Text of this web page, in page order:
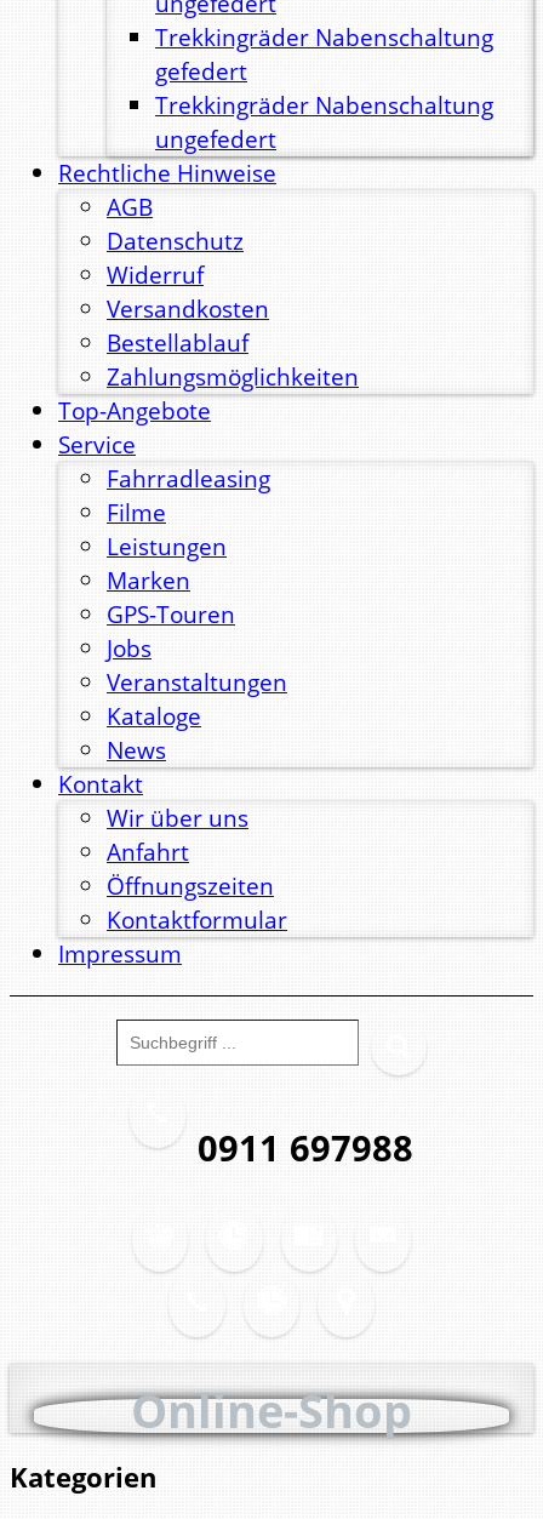
Trekkingräder Nabenschaltung
gefedert
Trekkingräder Nabenschaltung
ungefedert
Rechtliche Hinweise
AGB
Datenschutz
Widerruf
Versandkosten
Bestellablauf
Zahlungsmöglichkeiten
Top-Angebote
Service
Fahrradleasing
Filme
Leistungen
Marken
GPS-Touren
Jobs
Veranstaltungen
Kataloge
News
Kontakt
Wir über uns
Anfahrt
Öffnungszeiten
Kontaktformular
Impressum
0911 697988
Online-Shop
Kategorien